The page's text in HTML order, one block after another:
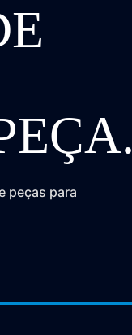
peças para